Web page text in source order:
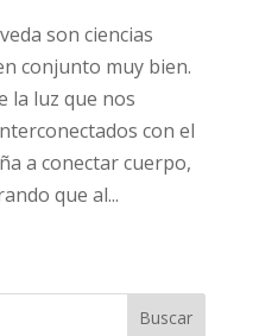
son ciencias
conjunto muy bien.
la luz que nos
con el
a conectar cuerpo,
que al...